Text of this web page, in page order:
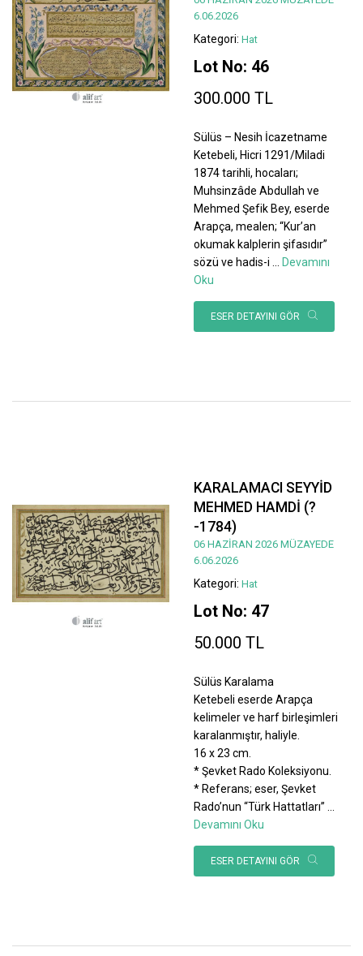
6.06.2026
Kategori: Hat
Lot No: 46
300.000 TL
Sülüs – Nesih İcazetname
Ketebeli, Hicri 1291/Miladi
1874 tarihli, hocaları;
Muhsinzâde Abdullah ve
Mehmed Şefik Bey, eserde
Arapça, mealen; “Kur’an
okumak kalplerin şifasıdır”
sözü ve hadis-i ... Devamını
Oku
ESER DETAYINI GÖR
KARALAMACI SEYYİD
MEHMED HAMDİ (?
-1784)
06 HAZİRAN 2026 MÜZAYEDE
6.06.2026
Kategori: Hat
Lot No: 47
50.000 TL
Sülüs Karalama
Ketebeli eserde Arapça
kelimeler ve harf birleşimleri
karalanmıştır, haliyle.
16 x 23 cm.
* Şevket Rado Koleksiyonu.
* Referans; eser, Şevket
Rado’nun “Türk Hattatları”
Devamını Oku
ESER DETAYINI GÖR